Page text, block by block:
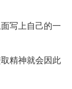
写上自己的一
精神就会因此